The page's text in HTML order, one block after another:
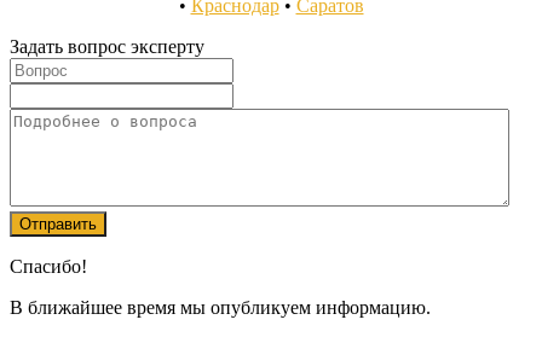
• Краснодар• Саратов
Задать вопрос эксперту
Спасибо!
В ближайшее время мы опубликуем информацию.